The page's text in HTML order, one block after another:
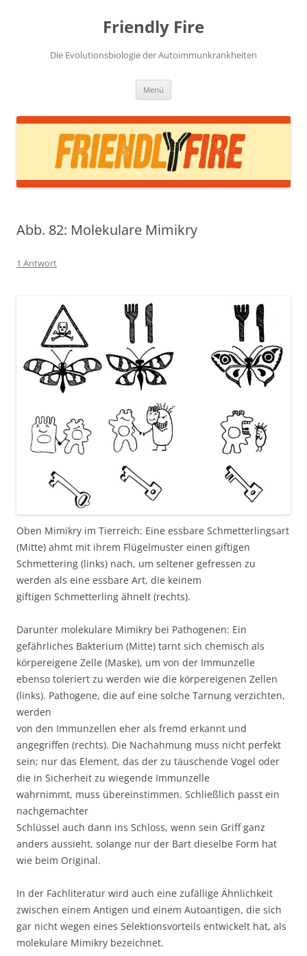
Friendly Fire
Die Evolutionsbiologie der Autoimmunkrankheiten
Menü
Abb. 82: Molekulare Mimikry
1 Antwort
Oben Mimikry im Tierreich: Eine essbare Schmetterlingsart
(Mitte) ahmt mit ihrem Flügelmuster einen giftigen
Schmettering (links) nach, um seltener gefressen zu
werden als eine essbare Art, die keinem
giftigen Schmetterling ähnelt (rechts).
Darunter molekulare Mimikry bei Pathogenen: Ein
gefährliches Bakterium (Mitte) tarnt sich chemisch als
körpereigene Zelle (Maske), um von der Immunzelle
ebenso toleriert zu werden wie die körpereigenen Zellen
(links). Pathogene, die auf eine solche Tarnung verzichten,
werden
von den Immunzellen eher als fremd erkannt und
angegriffen (rechts). Die Nachahmung muss nicht perfekt
sein; nur das Element, das der zu täuschende Vogel oder
die in Sicherheit zu wiegende Immunzelle
wahrnimmt, muss übereinstimmen. Schließlich passt ein
nachgemachter
Schlüssel auch dann ins Schloss, wenn sein Griff ganz
anders aussieht, solange nur der Bart dieselbe Form hat
wie beim Original.
In der Fachliteratur wird auch eine zufällige Ähnlichkeit
zwischen einem Antigen und einem Autoantigen, die sich
gar nicht wegen eines Selektionsvorteils entwickelt hat, als
molekulare Mimikry bezeichnet.